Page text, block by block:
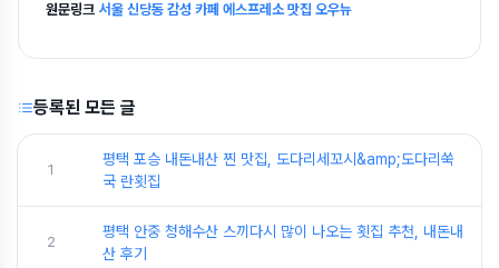
원문링크 서울 신당동 감성 카페 에스프레소 맛집 오우뉴
등록된 모든 글
1
평택 포승 내돈내산 찐 맛집, 도다리세꼬시&amp;도다리쑥
국 란횟집
2
평택 안중 청해수산 스끼다시 많이 나오는 횟집 추천, 내돈내
산 후기